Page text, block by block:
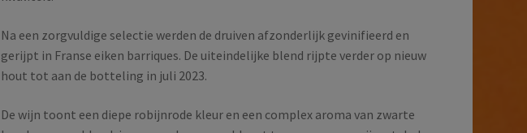
Na een zorgvuldige selectie werden de druiven afzonderlijk gevinifieerd en
gerijpt in Franse eiken barriques. De uiteindelijke blend rijpte verder op nieuw
hout tot aan de botteling in juli 2023.
De wijn toont een diepe robijnrode kleur en een complex aroma van zwarte